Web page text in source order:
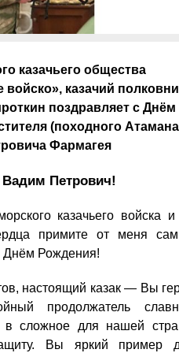
казачьего общества
войско», казачий
поздравляет с Днём
(походного
Фармагея
Петрович!
казачьего войска и
примите от меня
Днём Рождения!
настоящий казак — Вы
продолжатель
в сложное для нашей
Вы яркий пример